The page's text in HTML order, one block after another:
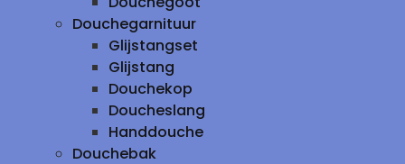
Douchegarnituur
Glijstangset
Glijstang
Douchekop
Doucheslang
Handdouche
Douchebak